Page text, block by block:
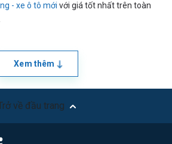
- xe ô tô mới với giá tốt nhất trên toàn
Xem thêm
về đầu trang